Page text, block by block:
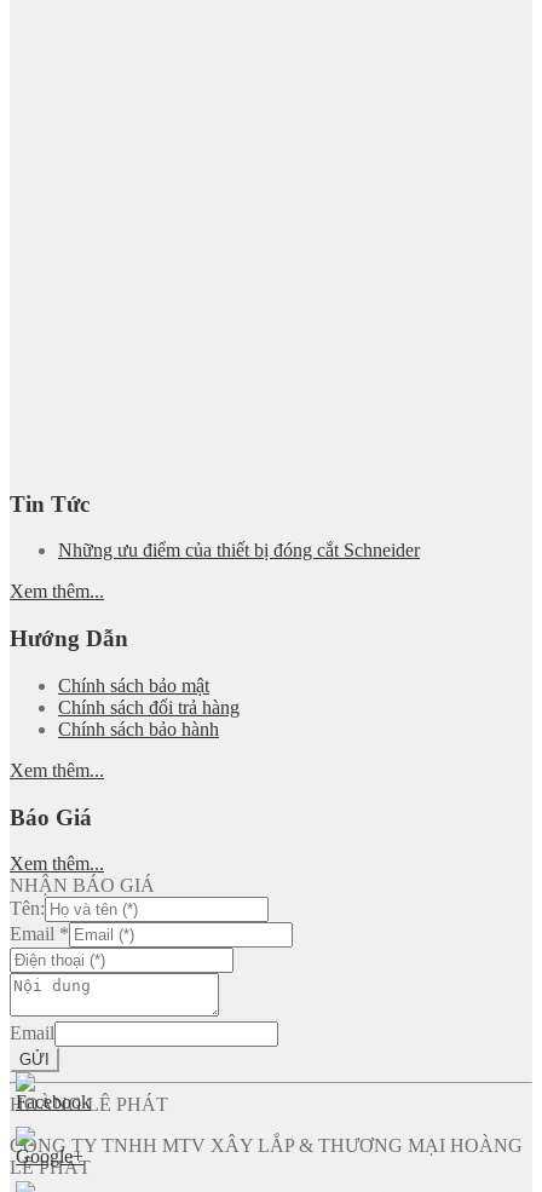
Tin Tức
Những ưu điểm của thiết bị đóng cắt Schneider
Xem thêm...
Hướng Dẫn
Chính sách bảo mật
Chính sách đổi trả hàng
Chính sách bảo hành
Xem thêm...
Báo Giá
Xem thêm...
NHẬN BÁO GIÁ
Tên:
Email *
Email
GỬI
HOÀNG LÊ PHÁT
CÔNG TY TNHH MTV XÂY LẮP & THƯƠNG MẠI HOÀNG
LÊ PHÁT